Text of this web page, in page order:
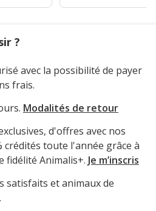
?
avec la possibilité de payer
frais.
Modalités de retour
d'offres avec nos
crédités toute l'année grâce à
fidélité Animalis+. Je m’inscris
satisfaits et animaux de